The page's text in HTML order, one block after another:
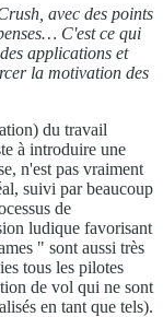
avec des points
C'est ce qui
applications et
la motivation des
du travail
à introduire une
n'est pas vraiment
suivi par beaucoup
de
ludique favorisant
" sont aussi très
tous les pilotes
de vol qui ne sont
en tant que tels).